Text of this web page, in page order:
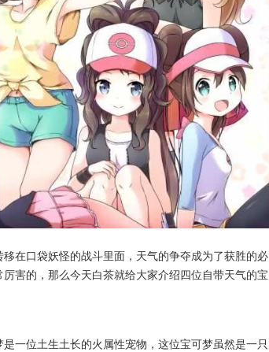
在口袋妖怪的战斗里面，天气的争夺成为了获胜的必
害的，那么今天白茶就给大家介绍四位自带天气的宝
一位土生土长的火属性宠物，这位宝可梦虽然是一只